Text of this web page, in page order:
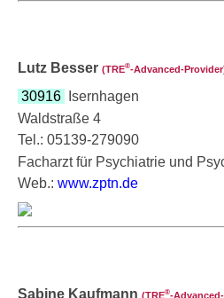
Lutz Besser (TRE®‑Advanced-
30916
Isernhagen
Waldstraße 4
Tel.: 05139-279090
Facharzt für Psychiatrie und
Web.: www.zptn.de
Sabine Kaufmann (TRE®